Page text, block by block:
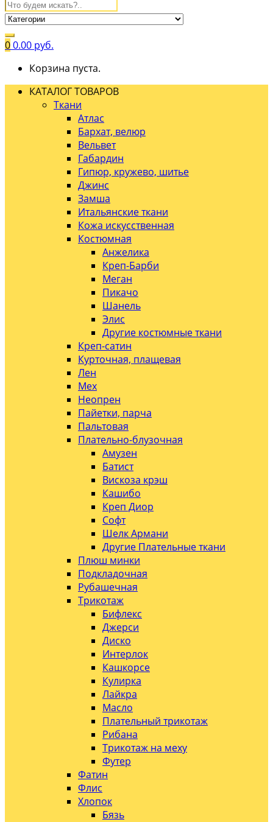
00.00 руб.
Корзина пуста.
КАТАЛОГ ТОВАРОВ
Ткани
Атлас
Бархат, велюр
Вельвет
Габардин
Гипюр, кружево, шитье
Джинс
Замша
Итальянские ткани
Кожа искусственная
Костюмная
Анжелика
Креп-Барби
Меган
Пикачо
Шанель
Элис
Другие костюмные ткани
Креп-сатин
Курточная, плащевая
Лен
Мех
Неопрен
Пайетки, парча
Пальтовая
Плательно-блузочная
Амузен
Батист
Вискоза крэш
Кашибо
Креп Диор
Софт
Шелк Армани
Другие Плательные ткани
Плюш минки
Подкладочная
Рубашечная
Трикотаж
Бифлекс
Джерси
Диско
Интерлок
Кашкорсе
Кулирка
Лайкра
Масло
Плательный трикотаж
Рибана
Трикотаж на меху
Футер
Фатин
Флис
Хлопок
Бязь